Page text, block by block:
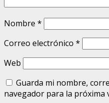
Nombre *
Correo electrónico *
Web
Guarda mi nombre,
navegador para la próxima